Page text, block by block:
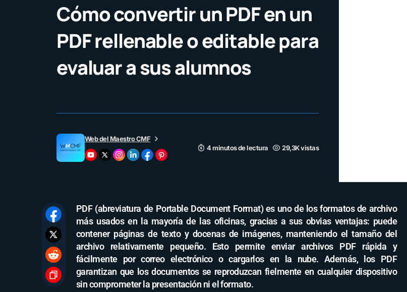
Cómo convertir un PDF en un
PDF rellenable o editable para
evaluar a sus alumnos
Web del Maestro CMF
4 minutos de lectura
29,3K vistas
PDF (abreviatura de Portable Document Format) es uno de los formatos de archivo
más usados en la mayoría de las oficinas, gracias a sus obvias ventajas: puede
contener páginas de texto y docenas de imágenes, manteniendo el tamaño del
archivo relativamente pequeño. Esto permite enviar archivos PDF rápida y
fácilmente por correo electrónico o cargarlos en la nube. Además, los PDF
garantizan que los documentos se reproduzcan fielmente en cualquier dispositivo
sin comprometer la presentación ni el formato.